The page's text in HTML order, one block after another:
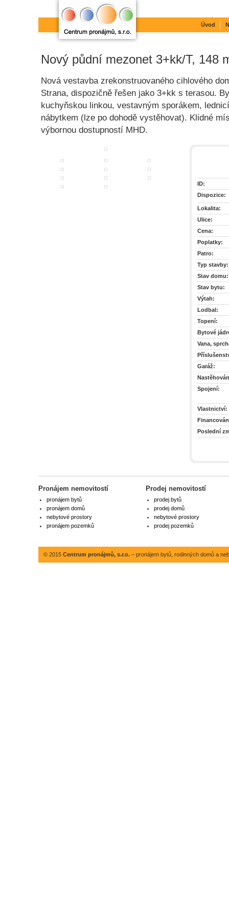
Nový půdní mezonet 3+kk/T, 148
Nová vestavba zrekonstruovaného cihlového
Strana, dispozičně řešen jako 3+kk s terasou.
kuchyňskou linkou, vestavným sporákem,
nábytkem (lze po dohodě vystěhovat). Klidné
výbornou dostupností MHD.
ID:
Dispozice:
Lokalita:
Ulice:
Cena:
Poplatky:
Patro:
Typ stavby:
Stav domu:
Stav bytu:
Výtah:
Lodbal:
Topení:
Bytové
Vana,
Garáž:
Spojení:
Vlastnictví:
Poslední
Úvod
Pronájem nemovitostí
pronájem bytů
pronájem domů
nebytové prostory
pronájem pozemků
Prodej nemovitostí
prodej bytů
prodej domů
nebytové prostory
prodej pozemků
© 2015 Centrum pronájmů, s.r.o.– pronájem bytů, rodinných domů a